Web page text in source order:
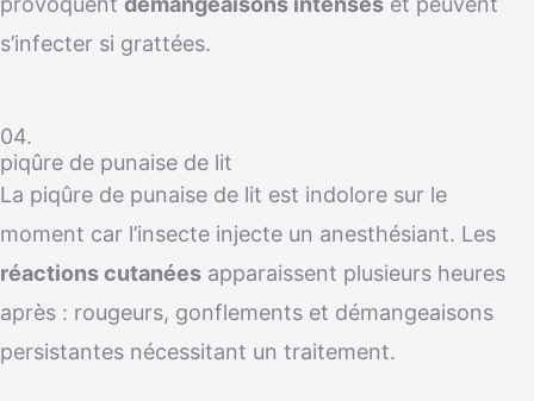
s’infecter si grattées.
04.
piqûre de punaise de lit
La piqûre de punaise de lit est indolore sur le
moment car l’insecte injecte un anesthésiant. Les
réactions cutanées apparaissent plusieurs heures
après : rougeurs, gonflements et démangeaisons
persistantes nécessitant un traitement.